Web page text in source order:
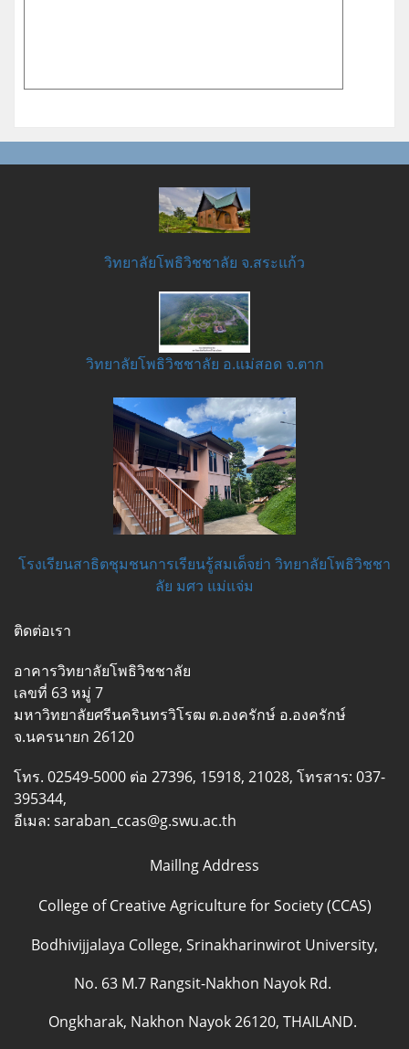
วิทยาลัยโพธิวิชชาลัย จ.สระแก้ว
วิทยาลัยโพธิวิชชาลัย อ.แม่สอด จ.ตาก
โรงเรียนสาธิตชุมชนการเรียนรู้สมเด็จย่า วิทยาลัยโพธิวิชชา
ลัย มศว แม่แจ่ม
ติดต่อเรา
อาคารวิทยาลัยโพธิวิชชาลัย
เลขที่ 63 หมู่ 7
มหาวิทยาลัยศรีนครินทรวิโรฒ ต.องครักษ์ อ.องครักษ์
จ.นครนายก 26120
โทร. 02549-5000 ต่อ 27396, 15918, 21028, โทรสาร: 037-
395344,
อีเมล: saraban_ccas@g.swu.ac.th
Maillng Address
College of Creative Agriculture for Society (CCAS)
Bodhivijjalaya College, Srinakharinwirot University,
No. 63 M.7 Rangsit-Nakhon Nayok Rd.
Ongkharak, Nakhon Nayok 26120, THAILAND.